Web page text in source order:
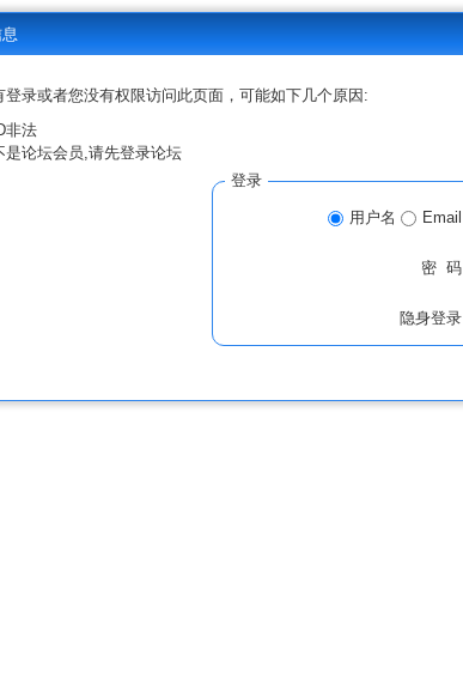
登录或者您没有权限访问此页面，可能如下几个原因:
非法
是论坛会员,请先登录论坛
登录
用户名 Email
密 码
隐身登录